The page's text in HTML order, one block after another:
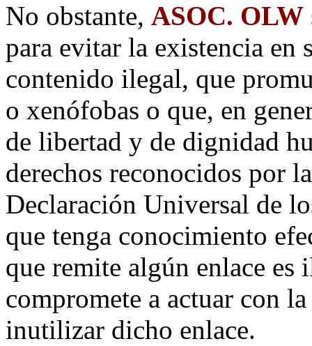
No obstante, ASOC. OLW
para evitar la existencia en
contenido ilegal, que
o xenófobas o que, en
de libertad y de dignidad
derechos reconocidos por
Declaración Universal de
que tenga conocimiento
que remite algún enlace
compromete a actuar con
inutilizar dicho enlace.